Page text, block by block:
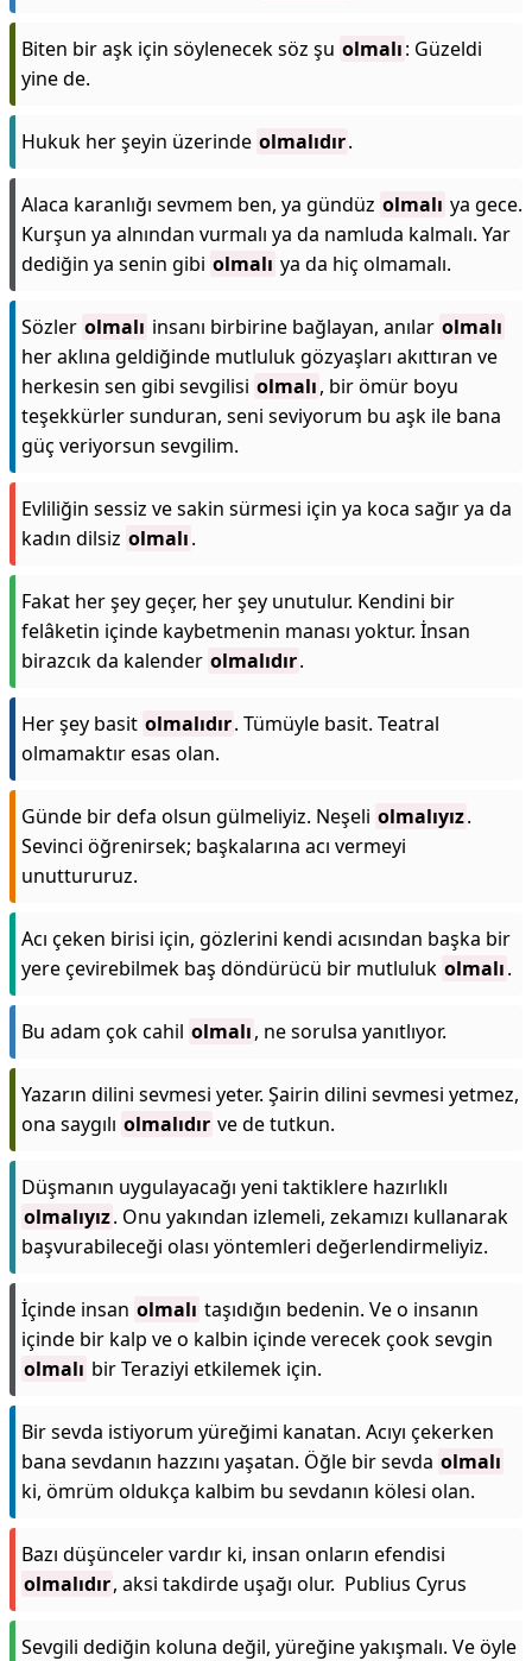
Biten bir aşk için söylenecek söz şu olmalı: Güzeldi
yine de.
Hukuk her şeyin üzerinde olmalıdır.
Alaca karanlığı sevmem ben, ya gündüz olmalı ya gece.
Kurşun ya alnından vurmalı ya da namluda kalmalı. Yar
dediğin ya senin gibi olmalı ya da hiç olmamalı.
Sözler olmalı insanı birbirine bağlayan, anılar olmalı
her aklına geldiğinde mutluluk gözyaşları akıttıran ve
herkesin sen gibi sevgilisi olmalı, bir ömür boyu
teşekkürler sunduran, seni seviyorum bu aşk ile bana
güç veriyorsun sevgilim.
Evliliğin sessiz ve sakin sürmesi için ya koca sağır ya da
kadın dilsiz olmalı.
Fakat her şey geçer, her şey unutulur. Kendini bir
felâketin içinde kaybetmenin manası yoktur. İnsan
birazcık da kalender olmalıdır.
Her şey basit olmalıdır. Tümüyle basit. Teatral
olmamaktır esas olan.
Günde bir defa olsun gülmeliyiz. Neşeli olmalıyız.
Sevinci öğrenirsek; başkalarına acı vermeyi
unuttururuz.
Acı çeken birisi için, gözlerini kendi acısından başka bir
yere çevirebilmek baş döndürücü bir mutluluk olmalı.
Bu adam çok cahil olmalı, ne sorulsa yanıtlıyor.
Yazarın dilini sevmesi yeter. Şairin dilini sevmesi yetmez,
ona saygılı olmalıdır ve de tutkun.
Düşmanın uygulayacağı yeni taktiklere hazırlıklı
olmalıyız. Onu yakından izlemeli, zekamızı kullanarak
başvurabileceği olası yöntemleri değerlendirmeliyiz.
İçinde insan olmalı taşıdığın bedenin. Ve o insanın
içinde bir kalp ve o kalbin içinde verecek çook sevgin
olmalı bir Teraziyi etkilemek için.
Bir sevda istiyorum yüreğimi kanatan. Acıyı çekerken
bana sevdanın hazzını yaşatan. Öğle bir sevda olmalı
ki, ömrüm oldukça kalbim bu sevdanın kölesi olan.
Bazı düşünceler vardır ki, insan onların efendisi
olmalıdır, aksi takdirde uşağı olur. Publius Cyrus
Sevgili dediğin koluna değil, yüreğine yakışmalı. Ve öyle